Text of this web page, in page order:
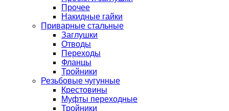
Прочее
Накидные гайки
Приварные стальные
Заглушки
Отводы
Переходы
Фланцы
Тройники
Резьбовые чугунные
Крестовины
Муфты переходные
Тройники